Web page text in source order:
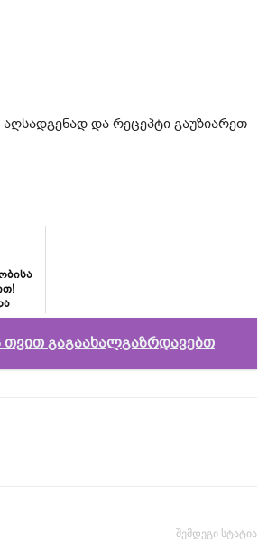
აღსადგენად და რეცეპტი გაუზიარეთ
თვით გაგაახალგაზრდავებთ
შემდეგი სტატია